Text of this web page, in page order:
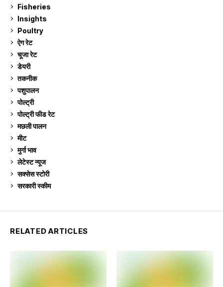
Fisheries
Insights
Poultry
ऐग रेट
चूजा रेट
डेयरी
तकनीक
पशुपालन
पोल्ट्री
पोल्ट्री फीड रेट
मछली पालन
मीट
मुर्गा भाव
लेटेस्ट न्यूज
सक्सेस स्टो‍री
सरकारी स्की‍म
RELATED ARTICLES